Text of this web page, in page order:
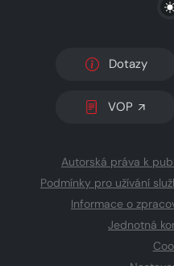
Dotazy
VOP
Autorská práva k
Podmínky pro užívání
Informace o
Jednotná